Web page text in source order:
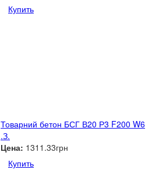
Купить
Товарний бетон БСГ В20 Р3 F200 W6
.З.
Цена: 1311.33грн
Купить